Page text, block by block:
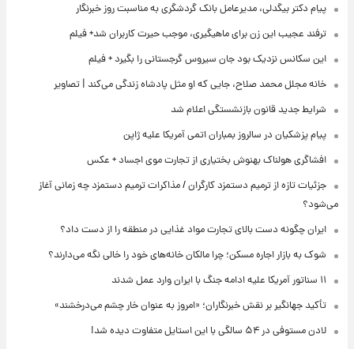
پیام دکتر بیگدلی، مدیرعامل بانک گردشگری به مناسبت روز خبرنگار
ترفند عجیب این زن برای ماهیگیری، موجب حیرت کاربران شد+ فیلم
این سکانس نزدیک بود جان سیروس گرجستانی را بگیرد + فیلم
خانه مجلل محمد صلاح، جایی که او مثل پادشاه زندگی می‌کند | تصاویر
شرایط جدید قانون بازنشستگی اعلام شد
پیام پزشکیان در سالروز بمباران اتمی آمریکا علیه ژاپن
افشاگری هولناک بهنوش بختیاری از تجارت موی اجساد + عکس
جزئیات تازه از ترمیم دستمزد کارگران / مذاکرات ترمیم دستمزد چه زمانی آغاز
می‌شود؟
ایران چگونه دست بالای تجارت مواد غذایی در منطقه را از دست داد؟
شوک به بازار اجاره مسکن؛ چرا مالکان خانه‌های خود را خالی نگه می‌دارند؟
۱۱ سناتور آمریکا علیه ادامه جنگ با ایران وارد عمل شدند
تأکید جهانگیر بر نقش خبرنگاران؛ «امروز به عنوان خار چشم می‌درخشند»
لادن مستوفی در ۵۴ سالگی با این استایل متفاوت دیده شد!